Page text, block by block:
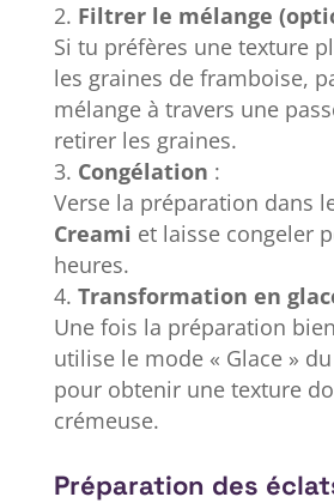
Filtrer le mélange
Si tu préfères une texture
les graines de framboise,
mélange à travers une
retirer les graines.
Congélation :
Verse la préparation dans
Creami et laisse congeler
heures.
Transformation en
Une fois la préparation
utilise le mode « Glace »
pour obtenir une texture
crémeuse.
Préparation des